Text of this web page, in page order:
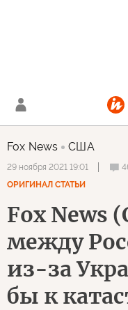
Fox News США
29 ноября 2021 19:01
ОРИГИНАЛ СТАТЬИ
Fox News
между
из-за
бы к